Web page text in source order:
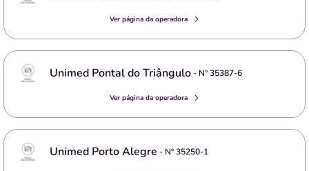
Ver página da operadora
Unimed Pontal do Triângulo- Nº35387-6
Ver página da operadora
Unimed Porto Alegre - Nº35250-1